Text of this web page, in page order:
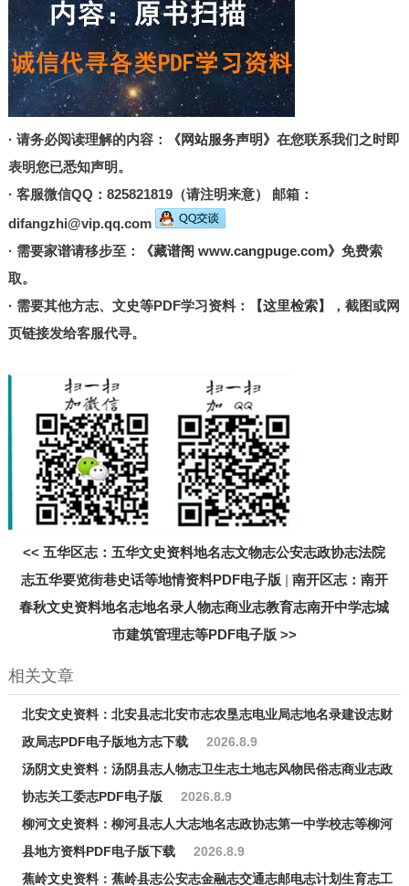
· 请务必阅读理解的内容： 《网站服务声明》 在您联系我们之时即
表明您已悉知声明。
· 客服微信QQ：825821819（请注明来意） 邮箱：
difangzhi@vip.qq.com
· 需要家谱请移步至：
《藏谱阁 www.cangpuge.com》 免费索
取。
· 需要其他方志、文史等PDF学习资料：
【这里检索】
，截图或网
页链接发给客服代寻。
<<五华区志：五华文史资料地名志文物志公安志政协志法院
志五华要览街巷史话等地情资料PDF电子版 | 南开区志：南开
春秋文史资料地名志地名录人物志商业志教育志南开中学志城
市建筑管理志等PDF电子版 >>
相关文章
北安文史资料：北安县志北安市志农垦志电业局志地名录建设志财
政局志PDF电子版地方志下载
2026.8.9
汤阴文史资料：汤阴县志人物志卫生志土地志风物民俗志商业志政
协志关工委志PDF电子版
2026.8.9
柳河文史资料：柳河县志人大志地名志政协志第一中学校志等柳河
县地方资料PDF电子版下载
2026.8.9
蕉岭文史资料：蕉岭县志公安志金融志交通志邮电志计划生育志工